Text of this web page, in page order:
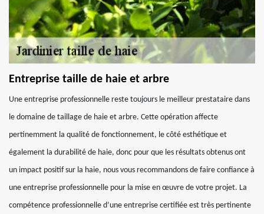
Entreprise taille de haie et arbre
Une entreprise professionnelle reste toujours le meilleur prestataire dans
le domaine de taillage de haie et arbre. Cette opération affecte
pertinemment la qualité de fonctionnement, le côté esthétique et
également la durabilité de haie, donc pour que les résultats obtenus ont
un impact positif sur la haie, nous vous recommandons de faire confiance à
une entreprise professionnelle pour la mise en œuvre de votre projet. La
compétence professionnelle d’une entreprise certifiée est très pertinente